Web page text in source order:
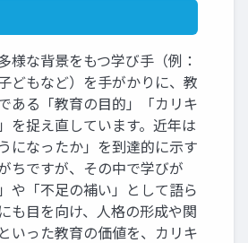
様な背景をもつ学び手（例：
どもなど）を手がかりに、教
ある「教育の目的」「カリキ
を捉え直しています。近年は
になったか」を到達的に示す
ちですが、その中で学びが
や「不足の補い」として語ら
も目を向け、人格の形成や関
いった教育の価値を、カリキ